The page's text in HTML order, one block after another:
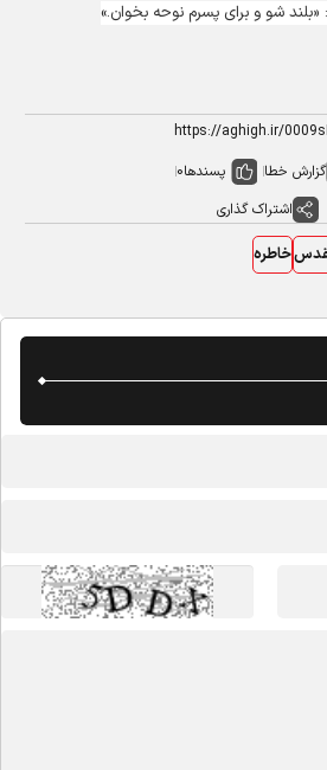
شو و برای پسرم نوحه بخوان.»
خطا پسندها0
اشتراک گذاری
خاطره